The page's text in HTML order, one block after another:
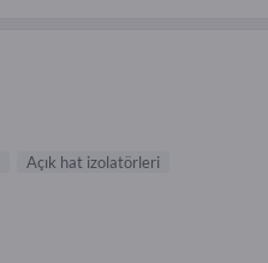
Açık hat izolatörleri